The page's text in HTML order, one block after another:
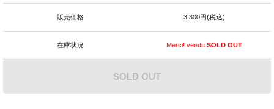
販売価格 3,300円(税込)
在庫状況 Merci! venduSOLD OUT
SOLD OUT